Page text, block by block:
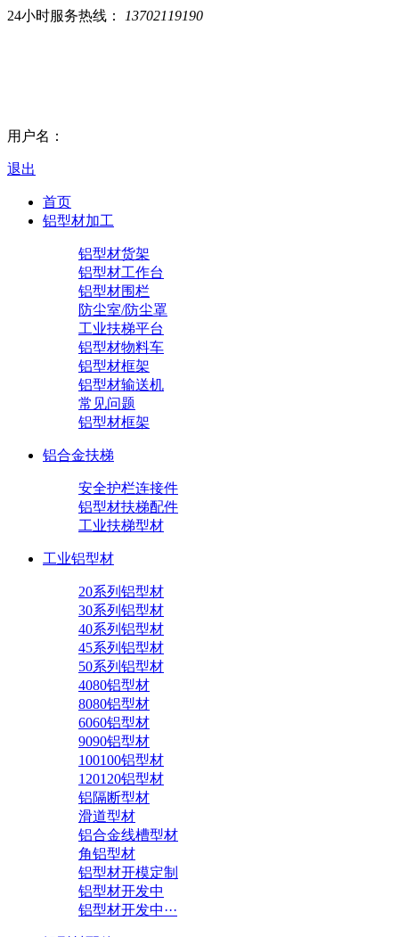
24小时服务热线： 13702119190
用户名：
退出
首页
铝型材加工
铝型材货架
铝型材工作台
铝型材围栏
防尘室/防尘罩
工业扶梯平台
铝型材物料车
铝型材框架
铝型材输送机
常见问题
铝型材框架
铝合金扶梯
安全护栏连接件
铝型材扶梯配件
工业扶梯型材
工业铝型材
20系列铝型材
30系列铝型材
40系列铝型材
45系列铝型材
50系列铝型材
4080铝型材
8080铝型材
6060铝型材
9090铝型材
100100铝型材
120120铝型材
铝隔断型材
滑道型材
铝合金线槽型材
角铝型材
铝型材开模定制
铝型材开发中
铝型材开发中···